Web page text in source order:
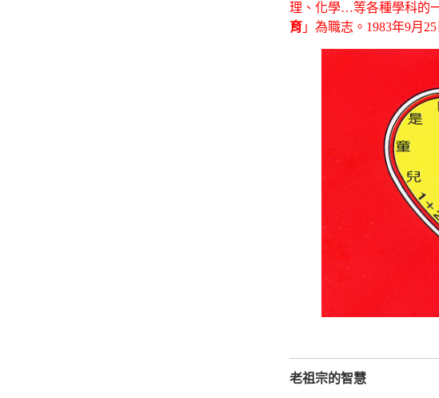
理、化學…等各種學科的
育 」為職志。1983年9月
老祖宗的智慧